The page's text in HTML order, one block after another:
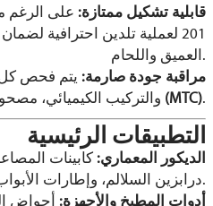
قابلية تشكيل ممتازة: على الرغم
201 لعملية تلدين احترافية
العميق واللحام.
مراقبة جودة صارمة: يتم فحص كل
والتركيب الكيميائي، شهادة اختبار المصنع (MTC).
التطبيقات الرئيسية
الديكور المعماري: كابينات
درابزين السلالم، وإطارات الأبواب الفاخرة.
أدوات المطبخ والأجهزة: أحواض